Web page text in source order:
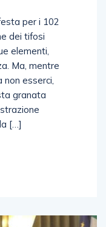
per i 102
dei tifosi
elementi,
Ma, mentre
esserci,
granata
[…]